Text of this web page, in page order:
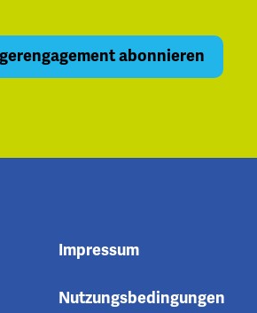
Impressum
Nutzungsbedingungen